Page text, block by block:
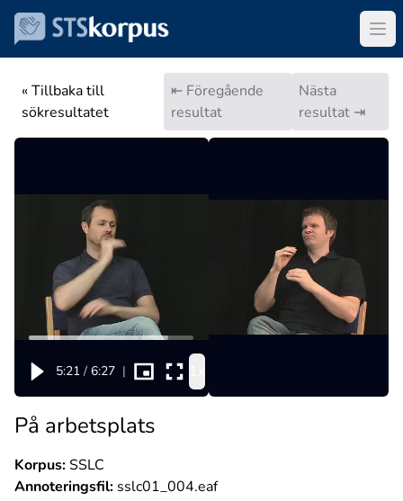
« Tillbaka till
sökresultatet
⇤ Föregående
resultat
Nästa
resultat ⇥
5:21 / 6:27 |
På arbetsplats
Korpus:SSLC
Annoteringsfil: sslc01_004.eaf